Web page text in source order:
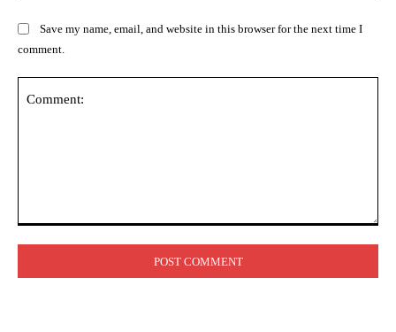
Save my name, email, and website in this browser for the next time I
comment.